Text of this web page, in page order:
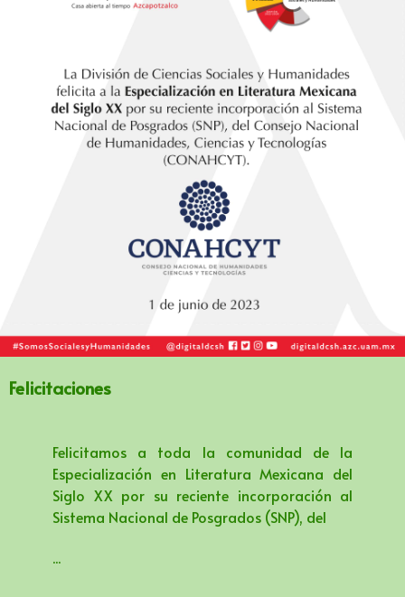
Felicitaciones
Felicitamos a toda la comunidad de la
Especialización en Literatura Mexicana del
Siglo XX por su reciente incorporación al
Sistema Nacional de Posgrados (SNP), del
...